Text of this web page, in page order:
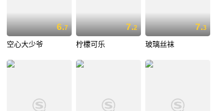
6.7
空心大少爷
7.2
柠檬可乐
7.3
玻璃丝袜